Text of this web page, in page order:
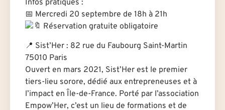
Infos pratiques :
📅 Mercredi 20 septembre de 18h à 21h
Réservation gratuite obligatoire
📍 Sist’Her : 82 rue du Faubourg Saint-Martin
75010 Paris
Ouvert en mars 2021, Sist’Her est le premier
tiers-lieu sorore, dédié aux entrepreneuses et à
l’impact en Île-de-France. Porté par l’association
Empow’Her, c’est un lieu de formations et de